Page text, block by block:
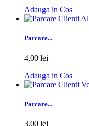
Adauga in Cos
Parcare...
4,00 lei
Adauga in Cos
Parcare...
3,00 lei